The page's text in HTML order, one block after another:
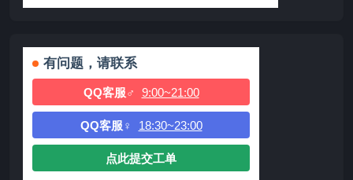
有问题，请联系
QQ客服♂ 9:00~21:00
QQ客服♀ 18:30~23:00
点此提交工单